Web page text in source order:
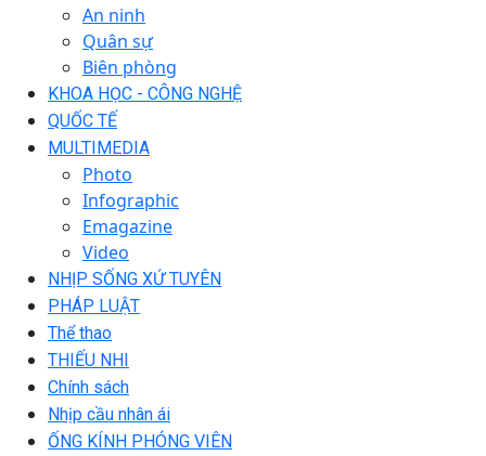
An ninh
Quân sự
Biên phòng
KHOA HỌC - CÔNG NGHỆ
QUỐC TẾ
MULTIMEDIA
Photo
Infographic
Emagazine
Video
NHỊP SỐNG XỨ TUYÊN
PHÁP LUẬT
Thể thao
THIẾU NHI
Chính sách
Nhịp cầu nhân ái
ỐNG KÍNH PHÓNG VIÊN